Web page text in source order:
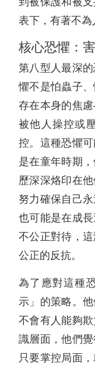
表下，有著不為
核心恐懼：
第八型人最深
懼不是怕蟲子
存在本身的焦
被他人操控或
控。這種恐懼
是在童年時期
歷深深烙印在
努力確保自己
也可能是在成
不公正對待，
公正的反抗。
為了應對這種
示」的策略。
不會有人能夠
識層面，他們
只要掌控局面